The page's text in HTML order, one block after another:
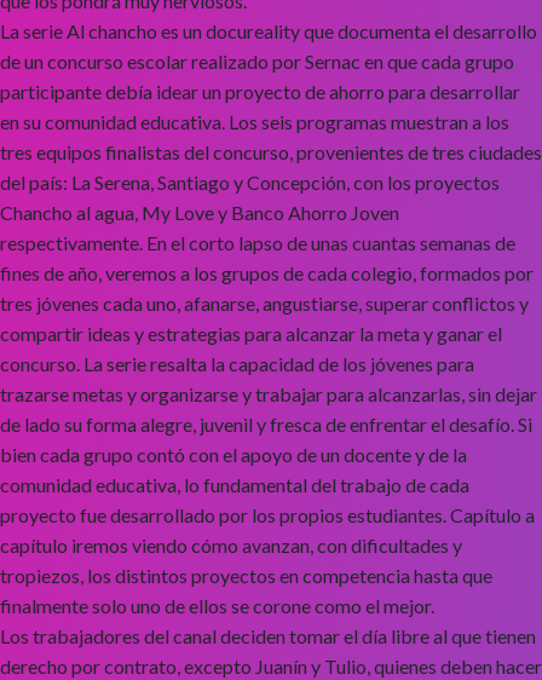
La serie Al chancho es un docureality que documenta el desarrollo
de un concurso escolar realizado por Sernac en que cada grupo
participante debía idear un proyecto de ahorro para desarrollar
en su comunidad educativa. Los seis programas muestran a los
tres equipos finalistas del concurso, provenientes de tres ciudades
del país: La Serena, Santiago y Concepción, con los proyectos
Chancho al agua, My Love y Banco Ahorro Joven
respectivamente. En el corto lapso de unas cuantas semanas de
fines de año, veremos a los grupos de cada colegio, formados por
tres jóvenes cada uno, afanarse, angustiarse, superar conflictos y
compartir ideas y estrategias para alcanzar la meta y ganar el
concurso. La serie resalta la capacidad de los jóvenes para
trazarse metas y organizarse y trabajar para alcanzarlas, sin dejar
de lado su forma alegre, juvenil y fresca de enfrentar el desafío. Si
bien cada grupo contó con el apoyo de un docente y de la
comunidad educativa, lo fundamental del trabajo de cada
proyecto fue desarrollado por los propios estudiantes. Capítulo a
capítulo iremos viendo cómo avanzan, con dificultades y
tropiezos, los distintos proyectos en competencia hasta que
finalmente solo uno de ellos se corone como el mejor.
Los trabajadores del canal deciden tomar el día libre al que tienen
derecho por contrato, excepto Juanín y Tulio, quienes deben hacer